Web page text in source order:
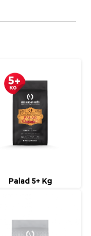
Palad 5+ Kg